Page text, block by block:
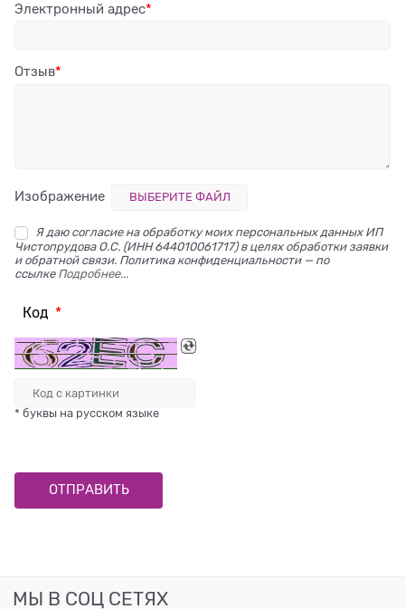
Электронный адрес
Отзыв
Изображение ВЫБЕРИТЕ ФАЙЛ
Я даю согласие на обработку моих персональных данных ИП
Чистопрудова О.С. (ИНН 644010061717) в целях обработки заявки
и обратной связи. Политика конфиденциальности — по
ссылке Подробнее...
Код
* буквы на русском языке
МЫ В СОЦ СЕТЯХ